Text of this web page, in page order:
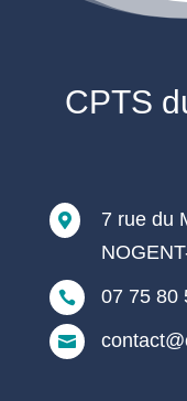
CPTS

7 rue du
 07 75 80
